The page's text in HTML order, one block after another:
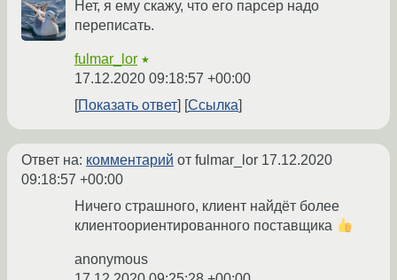
Нет, я ему скажу, что его парсер надо
переписать.
fulmar_lor ★
17.12.2020 09:18:57 +00:00
Показать ответ
Ссылка
Ответ на: комментарий от fulmar_lor 17.12.2020
09:18:57 +00:00
Ничего страшного, клиент найдёт более
клиентоориентированного поставщика
anonymous